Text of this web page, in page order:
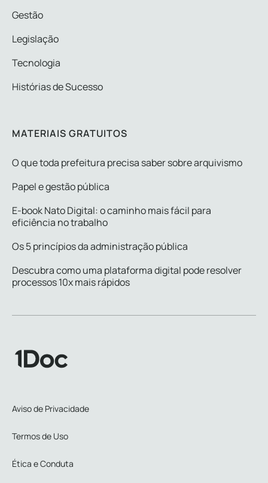
Gestão
Legislação
Tecnologia
Histórias de Sucesso
MATERIAIS GRATUITOS
O que toda prefeitura precisa saber sobre arquivismo
Papel e gestão pública
E-book Nato Digital: o caminho mais fácil para
eficiência no trabalho
Os 5 princípios da administração pública
Descubra como uma plataforma digital pode resolver
processos 10x mais rápidos
Aviso de Privacidade
Termos de Uso
Ética e Conduta